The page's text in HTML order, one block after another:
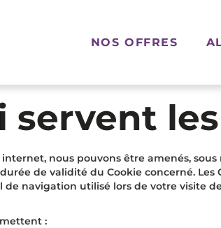
NOS OFFRES
servent
nous pouvons être amenés,
de validité du Cookie concerné.
navigation utilisé lors de votre visite
: